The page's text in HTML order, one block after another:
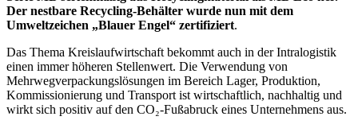
Der nestbare Recycling-Behälter wurde nun mit dem
Umweltzeichen „Blauer Engel“ zertifiziert.
Das Thema Kreislaufwirtschaft bekommt auch in der Intralogistik
einen immer höheren Stellenwert. Die Verwendung von
Mehrwegverpackungslösungen im Bereich Lager, Produktion,
Kommissionierung und Transport ist wirtschaftlich, nachhaltig und
wirkt sich positiv auf den CO₂-Fußabruck eines Unternehmens aus.